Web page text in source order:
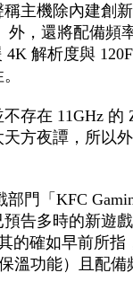
主機除內建創新
外，還將配備頻
4K 解析度與
存在 11GHz 的
方夜譚，所以
門「KFC
告多時的新遊
其的確如早前所
溫功能）且配備